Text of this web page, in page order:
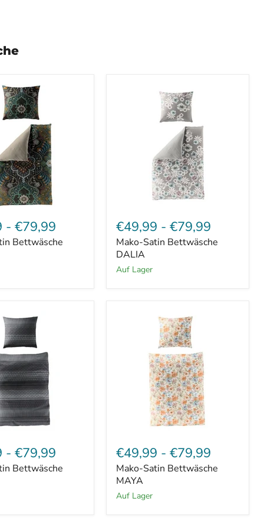
-€79,99
Bettwäsche
Satin
Bettwäsche
DALIA
€49,99 -€79,99
Mako-Satin Bettwäsche
DALIA
auf Lager
-€79,99
Bettwäsche
Satin
Bettwäsche
MAYA
€49,99 -€79,99
Mako-Satin Bettwäsche
MAYA
auf Lager